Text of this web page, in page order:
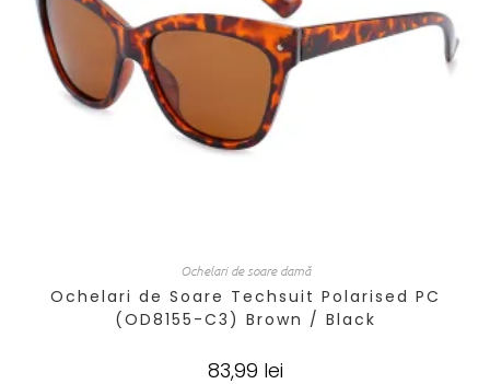
Ochelari de soare damă
Ochelari de Soare Techsuit Polarised PC
(OD8155-C3) Brown / Black
83,99 lei